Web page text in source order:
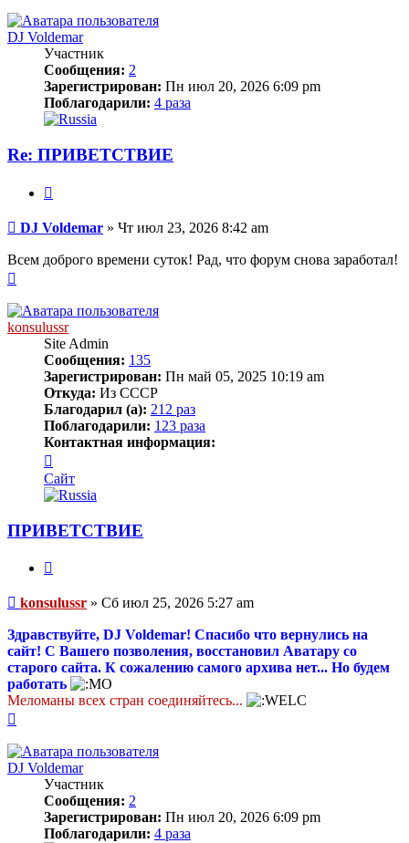
началу
DJ Voldemar
Участник
Сообщения: 2
Зарегистрирован: Пн июл 20, 2026 6:09 pm
Поблагодарили: 4 раза
Re: ПРИВЕТСТВИЕ
Сообщение
DJ Voldemar » Чт июл 23, 2026 8:42 am
Всем доброго времени суток! Рад, что форум снова заработал!
началу
konsulussr
Site Admin
Сообщения: 135
Зарегистрирован: Пн май 05, 2025 10:19 am
Откуда: Из СССР
Благодарил (а): 212 раз
Поблагодарили: 123 раза
Контактная информация:
информация
пользователя
konsulussr
Сайт
ПРИВЕТСТВИЕ
Сообщение
konsulussr » Сб июл 25, 2026 5:27 am
Здравствуйте, DJ Voldemar! Спасибо что вернулись на
сайт! С Вашего позволения, восстановил Аватару со
старого сайта. К сожалению самого архива нет... Но будем
работать
Меломаны всех стран соединяйтесь...
началу
DJ Voldemar
Участник
Сообщения: 2
Зарегистрирован: Пн июл 20, 2026 6:09 pm
Поблагодарили: 4 раза